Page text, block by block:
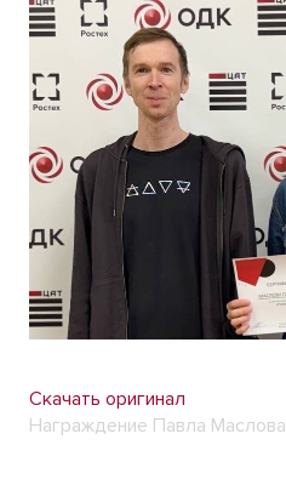
Скачать оригинал
Награждение Павла Маслова